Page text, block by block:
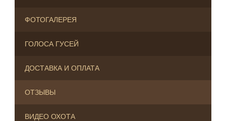
ФОТОГАЛЕРЕЯ
ГОЛОСА ГУСЕЙ
ДОСТАВКА И ОПЛАТА
ОТЗЫВЫ
ВИДЕО ОХОТА